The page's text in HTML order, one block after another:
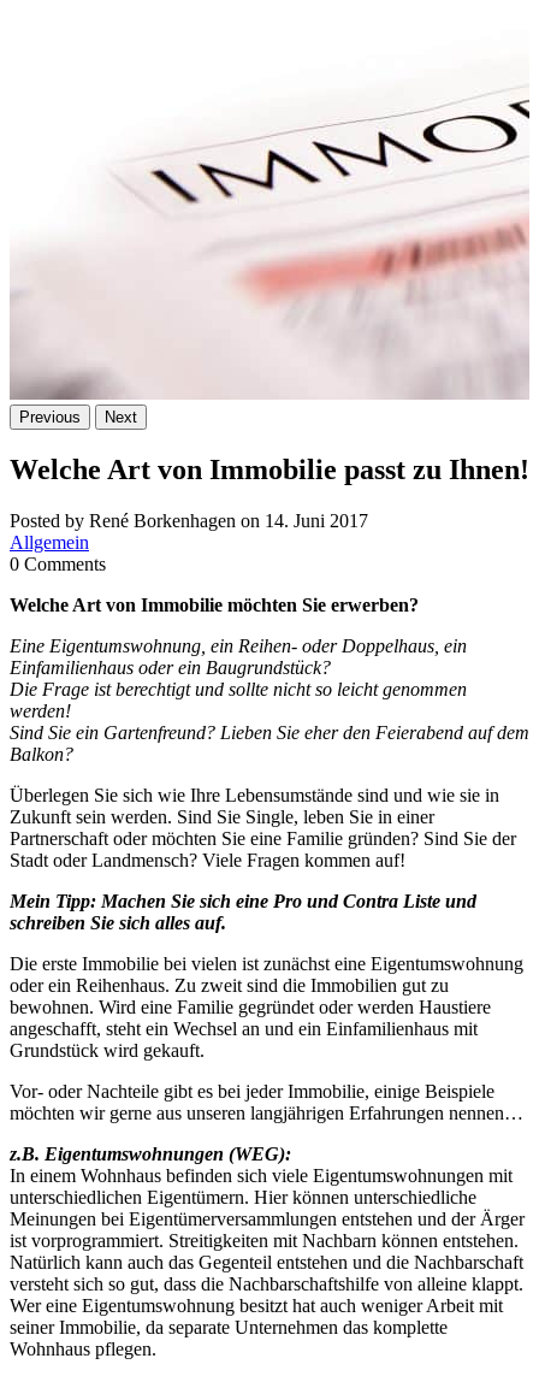
Previous Next
Welche Art von Immobilie passt zu Ihnen!
Posted by René Borkenhagen on 14. Juni 2017
Allgemein
0 Comments
Welche Art von Immobilie möchten Sie erwerben?
Eine Eigentumswohnung, ein Reihen- oder Doppelhaus, ein
Einfamilienhaus oder ein Baugrundstück?
Die Frage ist berechtigt und sollte nicht so leicht genommen
werden!
Sind Sie ein Gartenfreund? Lieben Sie eher den Feierabend auf dem
Balkon?
Überlegen Sie sich wie Ihre Lebensumstände sind und wie sie in
Zukunft sein werden. Sind Sie Single, leben Sie in einer
Partnerschaft oder möchten Sie eine Familie gründen? Sind Sie der
Stadt oder Landmensch? Viele Fragen kommen auf!
Mein Tipp: Machen Sie sich eine Pro und Contra Liste und
schreiben Sie sich alles auf.
Die erste Immobilie bei vielen ist zunächst eine Eigentumswohnung
oder ein Reihenhaus. Zu zweit sind die Immobilien gut zu
bewohnen. Wird eine Familie gegründet oder werden Haustiere
angeschafft, steht ein Wechsel an und ein Einfamilienhaus mit
Grundstück wird gekauft.
Vor- oder Nachteile gibt es bei jeder Immobilie, einige Beispiele
möchten wir gerne aus unseren langjährigen Erfahrungen nennen…
z.B. Eigentumswohnungen (WEG):
In einem Wohnhaus befinden sich viele Eigentumswohnungen mit
unterschiedlichen Eigentümern. Hier können unterschiedliche
Meinungen bei Eigentümerversammlungen entstehen und der Ärger
ist vorprogrammiert. Streitigkeiten mit Nachbarn können entstehen.
Natürlich kann auch das Gegenteil entstehen und die Nachbarschaft
versteht sich so gut, dass die Nachbarschaftshilfe von alleine klappt.
Wer eine Eigentumswohnung besitzt hat auch weniger Arbeit mit
seiner Immobilie, da separate Unternehmen das komplette
Wohnhaus pflegen.